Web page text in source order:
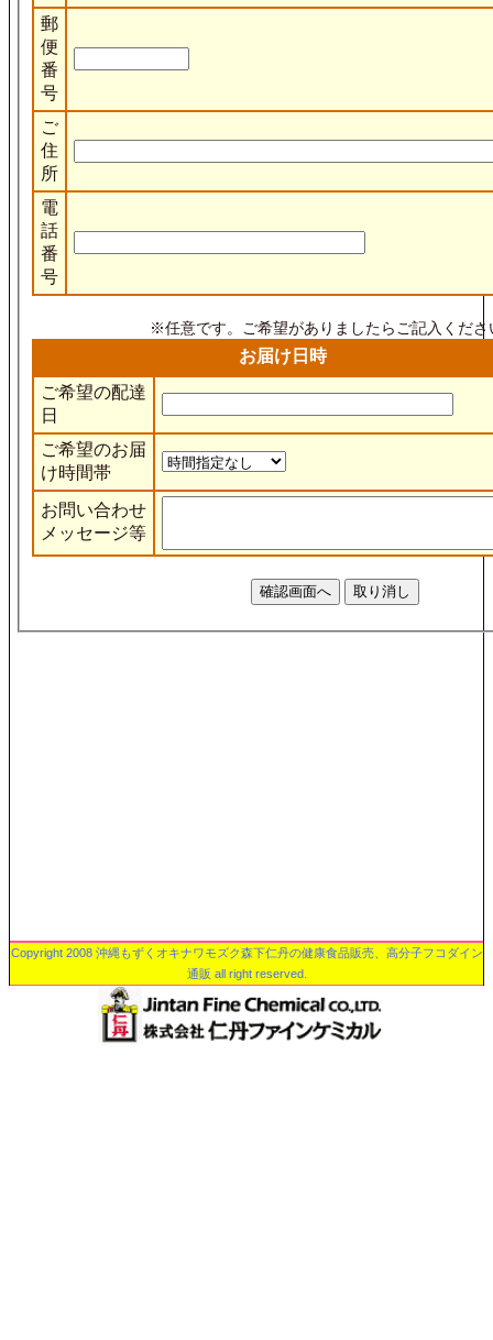
郵
便
番
号
ご
住
所
電
話
番
号
※任意です。ご希望がありましたらご記入くださ
お届け日時
ご希望の配達
日
ご希望のお届
け時間帯
お問い合わせ
メッセージ等
Copyright 2008 沖縄もずくオキナワモズク森下仁丹の健康食品販売、高分子フコダイン
通販 all right reserved.